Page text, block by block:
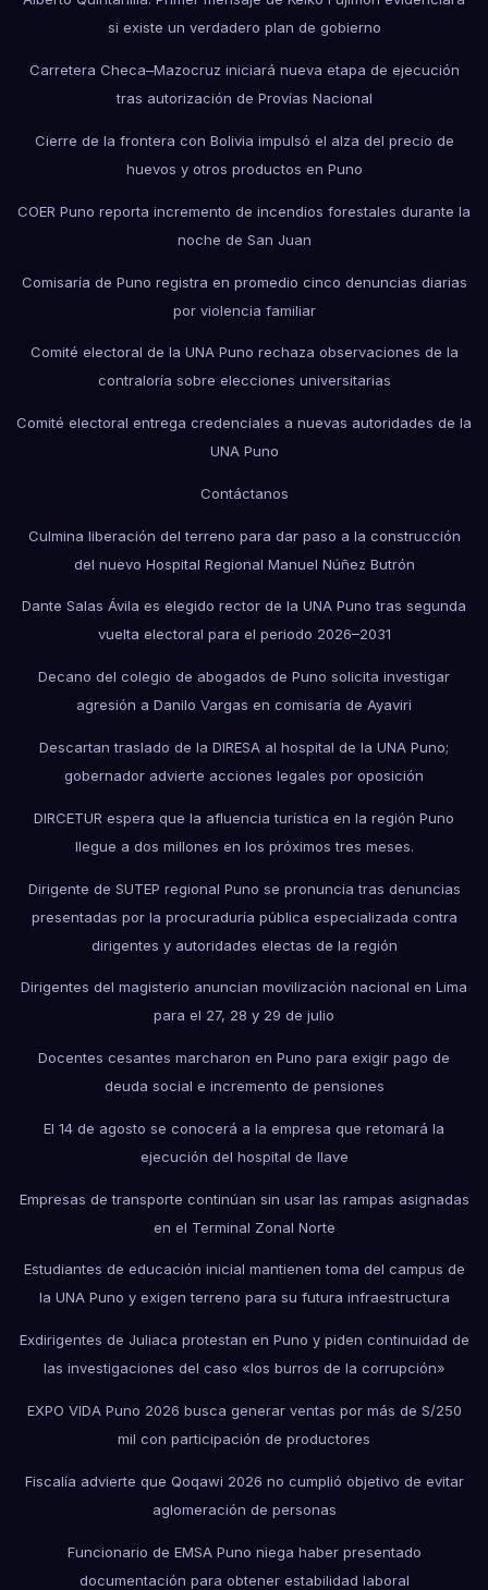
si existe un verdadero plan de gobierno
Carretera Checa–Mazocruz iniciará nueva etapa de ejecución
tras autorización de Provías Nacional
Cierre de la frontera con Bolivia impulsó el alza del precio de
huevos y otros productos en Puno
COER Puno reporta incremento de incendios forestales durante la
noche de San Juan
Comisaría de Puno registra en promedio cinco denuncias diarias
por violencia familiar
Comité electoral de la UNA Puno rechaza observaciones de la
contraloría sobre elecciones universitarias
Comité electoral entrega credenciales a nuevas autoridades de la
UNA Puno
Contáctanos
Culmina liberación del terreno para dar paso a la construcción
del nuevo Hospital Regional Manuel Núñez Butrón
Dante Salas Ávila es elegido rector de la UNA Puno tras segunda
vuelta electoral para el periodo 2026–2031
Decano del colegio de abogados de Puno solicita investigar
agresión a Danilo Vargas en comisaría de Ayaviri
Descartan traslado de la DIRESA al hospital de la UNA Puno;
gobernador advierte acciones legales por oposición
DIRCETUR espera que la afluencia turística en la región Puno
llegue a dos millones en los próximos tres meses.
Dirigente de SUTEP regional Puno se pronuncia tras denuncias
presentadas por la procuraduría pública especializada contra
dirigentes y autoridades electas de la región
Dirigentes del magisterio anuncian movilización nacional en Lima
para el 27, 28 y 29 de julio
Docentes cesantes marcharon en Puno para exigir pago de
deuda social e incremento de pensiones
El 14 de agosto se conocerá a la empresa que retomará la
ejecución del hospital de Ilave
Empresas de transporte continúan sin usar las rampas asignadas
en el Terminal Zonal Norte
Estudiantes de educación inicial mantienen toma del campus de
la UNA Puno y exigen terreno para su futura infraestructura
Exdirigentes de Juliaca protestan en Puno y piden continuidad de
las investigaciones del caso «los burros de la corrupción»
EXPO VIDA Puno 2026 busca generar ventas por más de S/250
mil con participación de productores
Fiscalía advierte que Qoqawi 2026 no cumplió objetivo de evitar
aglomeración de personas
Funcionario de EMSA Puno niega haber presentado
documentación para obtener estabilidad laboral